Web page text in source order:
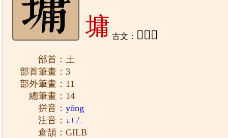
墉 古文： 𩫱、𩫃
部首：土
部首筆畫：3
部外筆畫：11
總筆畫：14
拼音：yōng
注音： ㄩㄥ
倉頡：GILB